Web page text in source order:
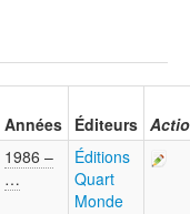
Années Éditeurs
1986 –
…
Éditions
Quart
Monde